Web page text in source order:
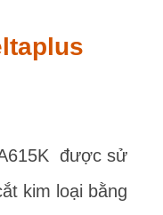
được sử
kim loại bằng